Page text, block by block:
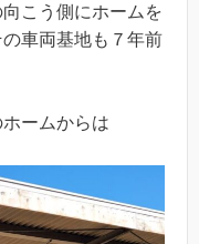
こう側にホームを
車両基地も７年前
ームからは